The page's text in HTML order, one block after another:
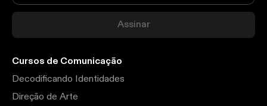
Assinar
Cursos de Comunicação
Decodificando Identidades
Direção de Arte